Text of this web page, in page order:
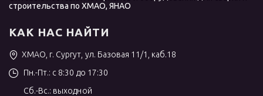
строительства по ХМАО, ЯНАО
КАК НАС НАЙТИ
ХМАО, г. Сургут, ул. Базовая 11/1, каб.18
Пн.-Пт.: с 8:30 до 17:30
Сб.-Вс.: выходной